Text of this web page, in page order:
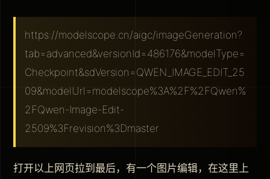
https://modelscope.cn/aigc/imageGeneration?
tab=advanced&versionId=486176&modelType=
Checkpoint&sdVersion=QWEN_IMAGE_EDIT_25
09&modelUrl=modelscope%3A%2F%2FQwen%
2FQwen-Image-Edit-
2509%3Frevision%3Dmaster
打开以上网页拉到最后，有一个图片编辑，在这里上